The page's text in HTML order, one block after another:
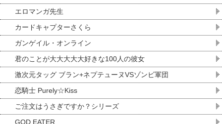
エロマンガ先生
カードキャプターさくら
ガンゲイル・オンライン
君のことが大大大大大好きな100人の彼女
激次元タッグ ブラン+ネプテューヌVSゾンビ軍団
恋騎士 Purely☆Kiss
ご注文はうさぎですか？シリーズ
GOD EATER